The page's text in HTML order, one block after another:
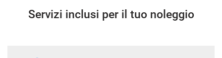
Servizi inclusi per il tuo noleggio